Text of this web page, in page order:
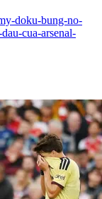
doku-bung-no-
cua-arsenal-